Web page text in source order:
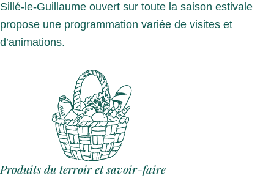
Sillé-le-Guillaume ouvert sur toute la saison estivale
propose une programmation variée de visites et
d’animations.
Produits du terroir et savoir-faire